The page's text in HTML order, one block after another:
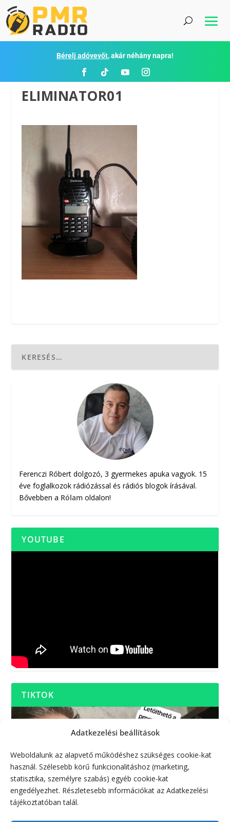
Adatkezelési beállítások
Weboldalunk az alapvető működéshez szükséges cookie-kat
használ. Szélesebb körű funkcionalitáshoz (marketing,
statisztika, személyre szabás) egyéb cookie-kat
engedélyezhet. Részletesebb információkat az Adatkezelési
tájékoztatóban talál.
Bérelj adóvevőt, akár néhány napra!
ELIMINATOR01
Ferenczi Róbert dolgozó, 3 gyermekes apuka vagyok. 15
éve foglalkozok rádiózással és rádiós blogok írásával.
Bővebben a Rólam oldalon!
YOUTUBE
TIKTOK